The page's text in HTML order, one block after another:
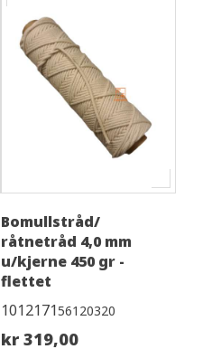
Bomullstråd/
råtnetråd 4,0 mm
u/kjerne 450 gr -
flettet
101217156120320
kr 319,00